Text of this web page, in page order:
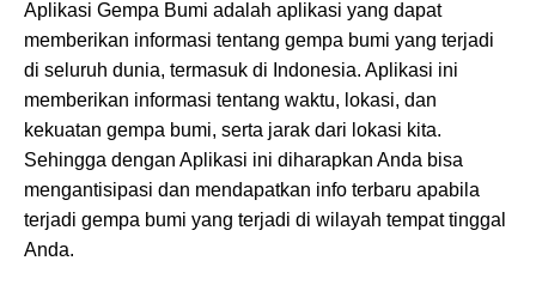
Aplikasi Gempa Bumi adalah aplikasi yang dapat
memberikan informasi tentang gempa bumi yang terjadi
di seluruh dunia, termasuk di Indonesia. Aplikasi ini
memberikan informasi tentang waktu, lokasi, dan
kekuatan gempa bumi, serta jarak dari lokasi kita.
Sehingga dengan Aplikasi ini diharapkan Anda bisa
mengantisipasi dan mendapatkan info terbaru apabila
terjadi gempa bumi yang terjadi di wilayah tempat tinggal
Anda.